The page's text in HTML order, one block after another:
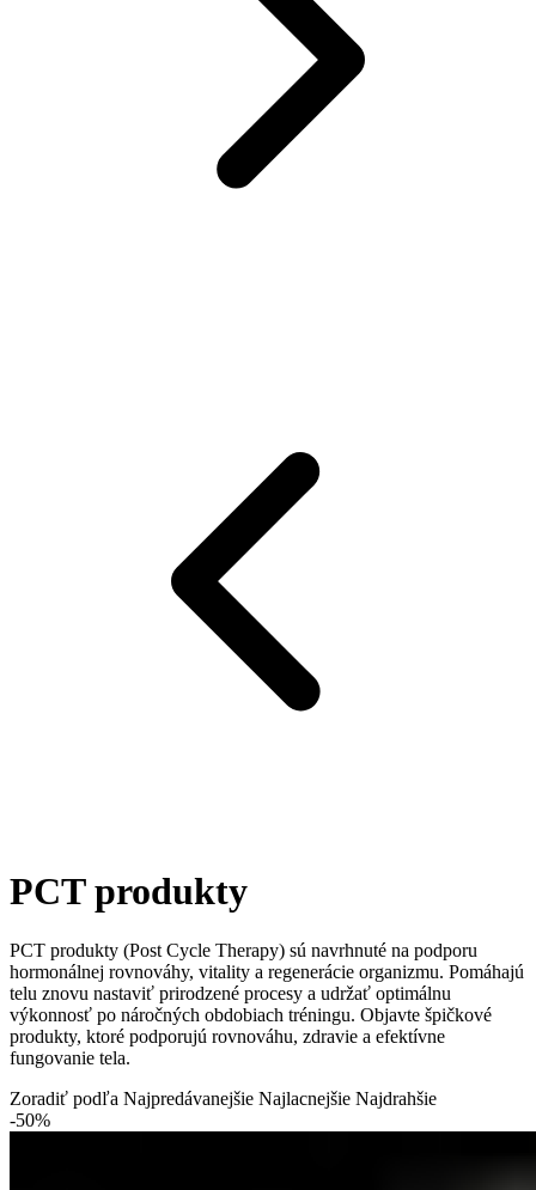
PCT produkty
PCT produkty (Post Cycle Therapy) sú navrhnuté na podporu
hormonálnej rovnováhy, vitality a regenerácie organizmu. Pomáhajú
telu znovu nastaviť prirodzené procesy a udržať optimálnu
výkonnosť po náročných obdobiach tréningu. Objavte špičkové
produkty, ktoré podporujú rovnováhu, zdravie a efektívne
fungovanie tela.
Zoradiť podľa Najpredávanejšie Najlacnejšie Najdrahšie
-50%